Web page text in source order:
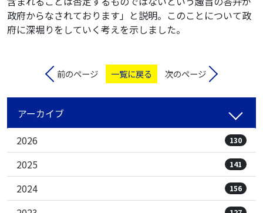
政府からなされております」と説明。このことについて政
府に深堀りをしていく考えを示しました。
前のページ 一覧に戻る 次のページ
アーカイブ
2026
130
2025 141
2024 156